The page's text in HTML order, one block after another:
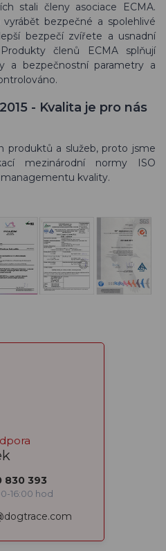
stali členy asociace ECMA.
bezpečné a spolehlivé
bezpečí zvířete a usnadní
členů ECMA splňují
a bezpečnostní parametry a
- Kvalita je pro nás
produktů a služeb, proto jsme
mezinárodní normy ISO
kvality.
830 393
16:00 hod